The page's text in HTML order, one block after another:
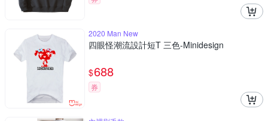
2020 Man New
四眼怪潮流設計短T 三色-Minidesign
$688
券